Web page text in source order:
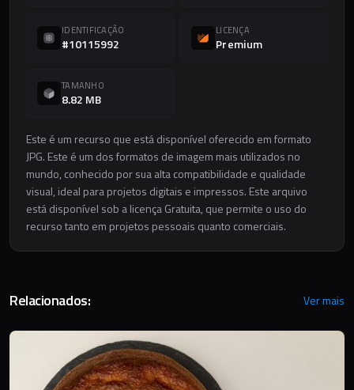
IDENTIFICAÇÃO
#10115992
LICENÇA
Premium
TAMANHO
8.82 MB
Este é um recurso que está disponível oferecido em formato
JPG. Este é um dos formatos de imagem mais utilizados no
mundo, conhecido por sua alta compatibilidade e qualidade
visual, ideal para projetos digitais e impressos. Este arquivo
está disponível sob a licença Gratuita, que permite o uso do
recurso tanto em projetos pessoais quanto comerciais.
Relacionados: Ver mais